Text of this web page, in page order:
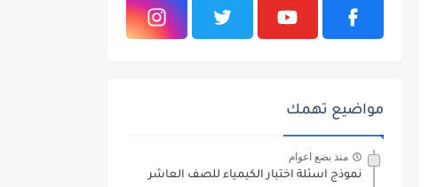
مواضيع تهمك
منذ بضع اعوام
نموذج اسئلة اختبار الكيمياء للصف العاشر